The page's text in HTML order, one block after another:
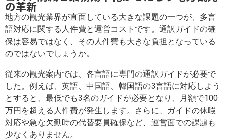
の革新
地方の観光業界が直面している大きな課題の一つが、多言
語対応に関する人件費と運営コストです。通訳ガイドの確
保は容易ではなく、その人件費も大きな負担となっている
のではないでしょうか。
従来の観光案内では、各言語に専門の通訳ガイドが必要で
した。例えば、英語、中国語、韓国語の3言語に対応しよう
とすると、最低でも3名のガイドが必要となり、月額で100
万円を超える人件費が発生します。さらに、ガイドの休暇
対応や急な欠勤時の代替要員確保など、運営面での課題も
少なくありません。